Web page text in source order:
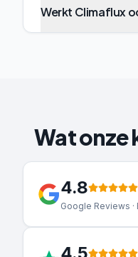
Werkt Climaflux
Wat onze
4.8
Google Reviews